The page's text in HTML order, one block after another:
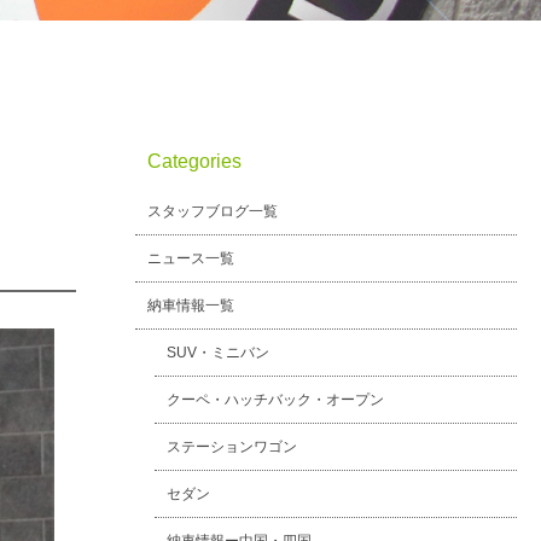
Categories
スタッフブログ一覧
ニュース一覧
納車情報一覧
SUV・ミニバン
クーペ・ハッチバック・オープン
ステーションワゴン
セダン